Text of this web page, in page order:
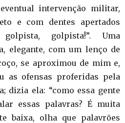
intervenção militar,
e com dentes apertados
golpista, golpista!”. Uma
elegante, com um lenço de
se aproximou de mim e,
as ofensas proferidas pela
dizia ela: “como essa gente
essas palavras? É muita
baixa, olha que palavrões